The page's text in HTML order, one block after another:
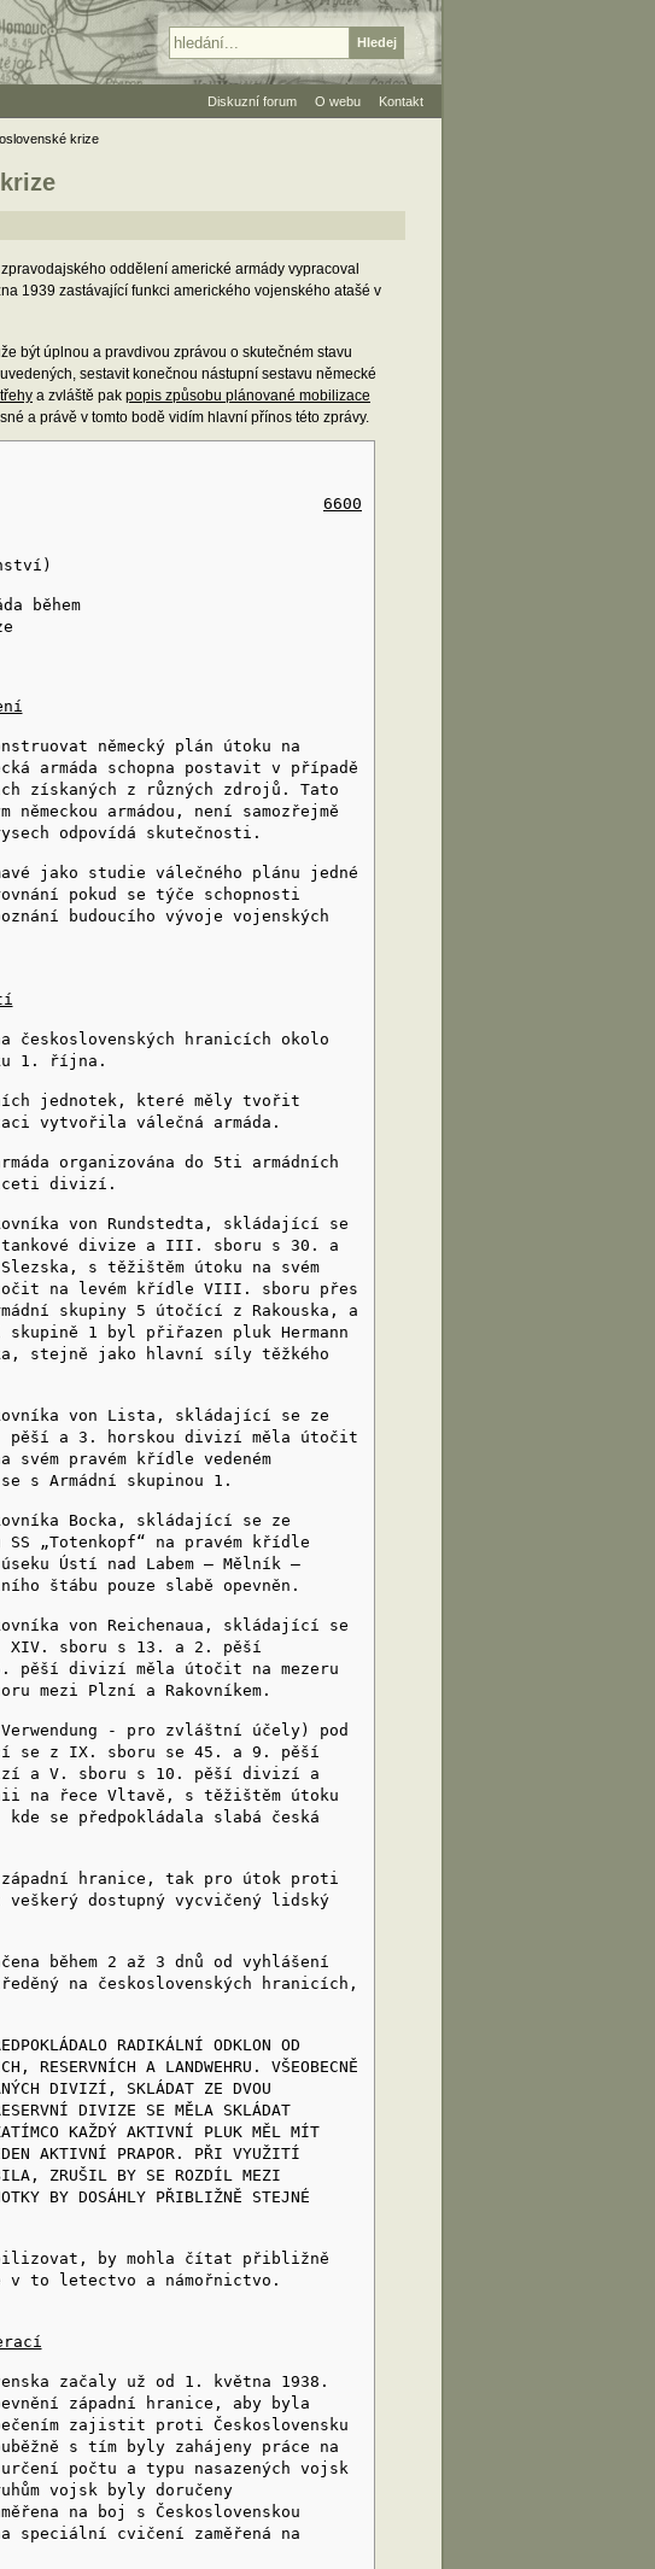
oddělení americké armády vypracoval
1939 zastávající funkci amerického vojenského atašé v
být úplnou a pravdivou zprávou o skutečném stavu
sestavit konečnou nástupní sestavu německé
a zvláště pak popis způsobu plánované mobilizace
a právě v tomto bodě vidím hlavní přínos této zprávy.
6600
během
německý plán útoku na
armáda schopna postavit v případě
získaných z různých zdrojů. Tato
armádou, není samozřejmě
odpovídá skutečnosti.
jako studie válečného plánu jedné
pokud se týče schopnosti
budoucího vývoje vojenských
hranicích okolo
1. října.
jednotek, které měly tvořit
vytvořila válečná armáda.
organizována do 5ti armádních
divizí.
von Rundstedta, skládající se
divize a III. sboru s 30. a
s těžištěm útoku na svém
na levém křídle VIII. sboru přes
skupiny 5 útočící z Rakouska, a
skupině 1 byl přiřazen pluk Hermann
stejně jako hlavní síly těžkého
von Lista, skládající se ze
a 3. horskou divizí měla útočit
pravém křídle vedeném
s Armádní skupinou 1.
Bocka, skládající se ze
„Totenkopf“ na pravém křídle
Ústí nad Labem – Mělník –
štábu pouze slabě opevněn.
von Reichenaua, skládající se
sboru s 13. a 2. pěší
pěší divizí měla útočit na mezeru
mezi Plzní a Rakovníkem.
- pro zvláštní účely) pod
se z IX. sboru se 45. a 9. pěší
a V. sboru s 10. pěší divizí a
na řece Vltavě, s těžištěm útoku
se předpokládala slabá česká
hranice, tak pro útok proti
veškerý dostupný vycvičený lidský
během 2 až 3 dnů od vyhlášení
na československých hranicích,
RADIKÁLNÍ ODKLON OD
A LANDWEHRU. VŠEOBECNĚ
DIVIZÍ, SKLÁDAT ZE DVOU
DIVIZE SE MĚLA SKLÁDAT
KAŽDÝ AKTIVNÍ PLUK MĚL MÍT
AKTIVNÍ PRAPOR. PŘI VYUŽITÍ
ZRUŠIL BY SE ROZDÍL MEZI
BY DOSÁHLY PŘIBLIŽNĚ STEJNÉ
by mohla čítat přibližně
v to letectvo a námořnictvo.
začaly už od 1. května 1938.
západní hranice, aby byla
zajistit proti Československu
s tím byly zahájeny práce na
počtu a typu nasazených vojsk
vojsk byly doručeny
na boj s Československou
speciální cvičení zaměřená na
krize
Diskuzní forum O webu Kontakt